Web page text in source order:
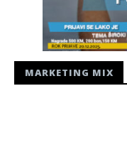
MARKETING MIX